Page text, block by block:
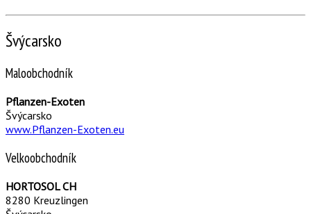
Švýcarsko
Maloobchodník
Pflanzen-Exoten
Švýcarsko
www.Pflanzen-Exoten.eu
Velkoobchodník
HORTOSOL CH
8280 Kreuzlingen